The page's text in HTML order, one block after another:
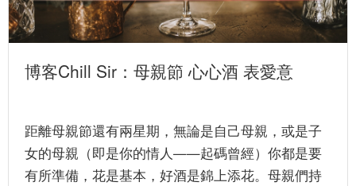
博客Chill Sir：母親節 心心酒 表愛意
距離母親節還有兩星期，無論是自己母親，或是子
女的母親（即是你的情人——起碼曾經）你都是要
有所準備，花是基本，好酒是錦上添花。母親們持